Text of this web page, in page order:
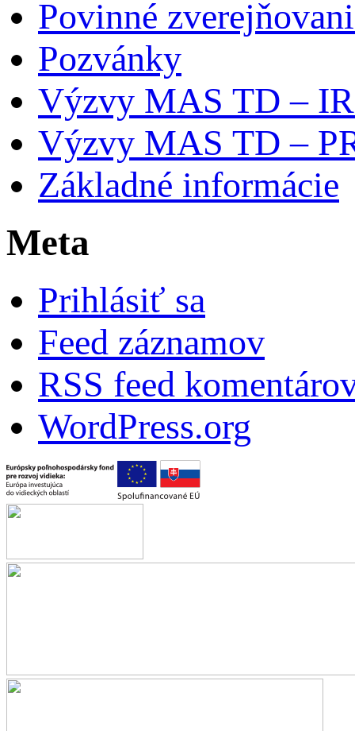
Povinné
Pozvánky
Výzvy MAS TD –
Výzvy MAS TD –
Základné informácie
Meta
Prihlásiť sa
Feed záznamov
RSS feed
WordPress.org